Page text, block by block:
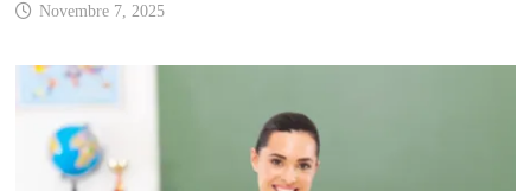
Novembre 7, 2025